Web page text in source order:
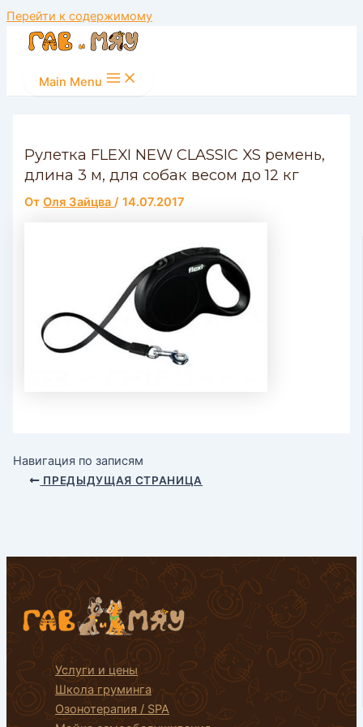
Перейти к содержимому
Main Menu
Рулетка FLEXI NEW CLASSIC XS ремень,
длина 3 м, для собак весом до 12 кг
ОтОля Зайцва/14.07.2017
Навигация по записям
ПРЕДЫДУЩАЯ СТРАНИЦА
Услуги и цены
Школа груминга
Озонотерапия / SPA